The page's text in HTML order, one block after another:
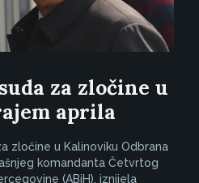
za zločine u
aprila
zločine u Kalinoviku Odbrana
komandanta Četvrtog
(ABiH), iznijela